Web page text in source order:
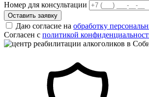
Номер для консультации
Оставить заявку
Даю согласие на обработку
Согласен с политикой